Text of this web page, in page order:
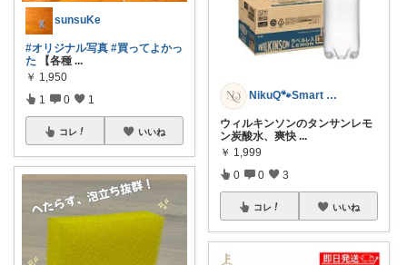
sunsuKe
#オリジナル写真 #買ってよかっ
た 【各種 ...
￥ 1,950
1 0 1
コレ いいね
NikuQ🐾Smart Choice
ウィルキンソンのタンサンレモ
ン炭酸水、爽快 ...
￥ 1,999
0 0 3
コレ いいね